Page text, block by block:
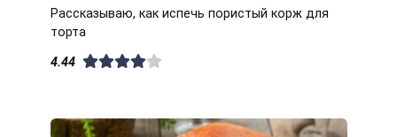
Рассказываю, как испечь пористый корж для
торта
4.44